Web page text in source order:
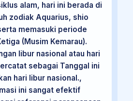
alam, hari ini berada di
zodiak Aquarius, shio
memasuki periode
(Musim Kemarau).
libur nasional atau hari
sebagai Tanggal ini
hari libur nasional.,
ini sangat efektif